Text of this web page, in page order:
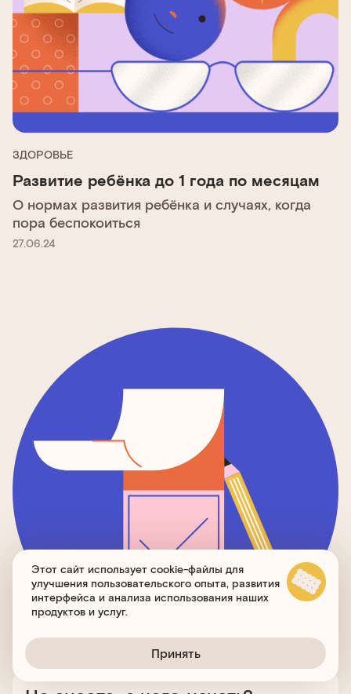
ЗДОРОВЬЕ
Развитие ребёнка до 1 года по месяцам
О нормах развития ребёнка и случаях, когда
пора беспокоиться
27.06.24
Этот сайт использует cookie-файлы для
улучшения пользовательского опыта, развития
интерфейса и анализа использования наших
продуктов и услуг.
Принять